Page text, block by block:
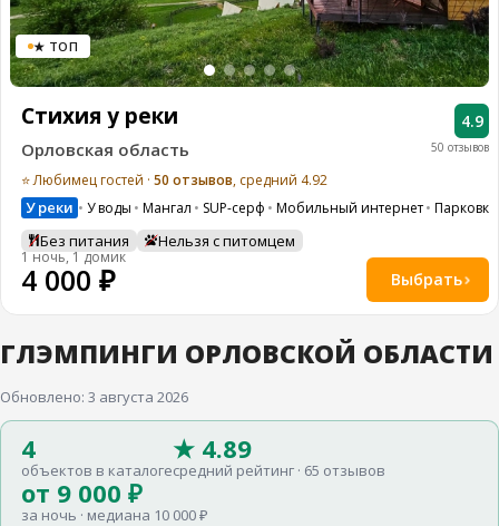
★ ТОП
50 отзывов
4.9
Стихия у реки
Орловская область
⭐ Любимец гостей · 50 отзывов, средний 4.92
У реки У воды Мангал SUP-серф Мобильный интернет Парковка
Без питания Нельзя с питомцем
1 ночь, 1 домик
4 000 ₽ Выбрать
ГЛЭМПИНГИ ОРЛОВСКОЙ ОБЛАСТИ
Обновлено: 3 августа 2026
4
объектов в каталоге
★ 4.89
средний рейтинг · 65 отзывов
от 9 000 ₽
за ночь · медиана 10 000 ₽